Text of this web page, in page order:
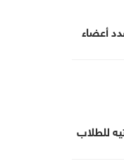
أعضاء
للطلاب